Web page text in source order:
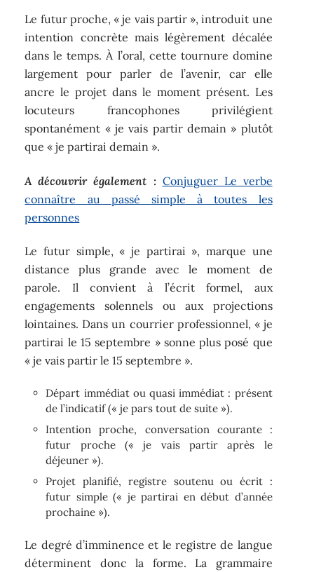
Le futur proche, « je vais partir », introduit une
intention concrète mais légèrement décalée
dans le temps. À l’oral, cette tournure domine
largement pour parler de l’avenir, car elle
ancre le projet dans le moment présent. Les
locuteurs francophones privilégient
spontanément « je vais partir demain » plutôt
que « je partirai demain ».
A découvrir également : Conjuguer Le verbe
connaître au passé simple à toutes les
personnes
Le futur simple, « je partirai », marque une
distance plus grande avec le moment de
parole. Il convient à l’écrit formel, aux
engagements solennels ou aux projections
lointaines. Dans un courrier professionnel, « je
partirai le 15 septembre » sonne plus posé que
« je vais partir le 15 septembre ».
Départ immédiat ou quasi immédiat : présent
de l’indicatif (« je pars tout de suite »).
Intention proche, conversation courante :
futur proche (« je vais partir après le
déjeuner »).
Projet planifié, registre soutenu ou écrit :
futur simple (« je partirai en début d’année
prochaine »).
Le degré d’imminence et le registre de langue
déterminent donc la forme. La grammaire